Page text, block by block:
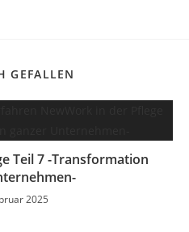
GEFALLEN
Teil 7 -Transformation
2025